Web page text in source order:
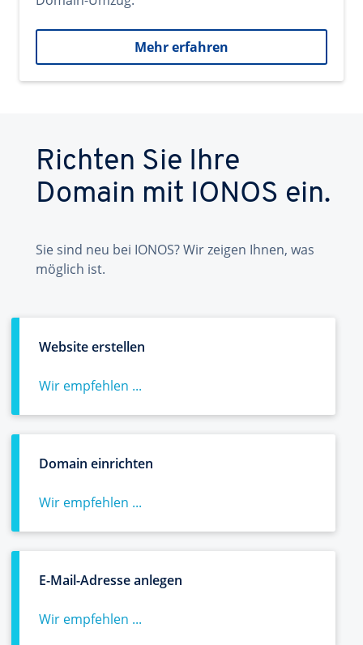
Mehr erfahren
Richten Sie Ihre
Domain mit IONOS ein.
Sie sind neu bei IONOS? Wir zeigen Ihnen, was
möglich ist.
Website erstellen
Wir empfehlen ...
Domain einrichten
Wir empfehlen ...
E-Mail-Adresse anlegen
Wir empfehlen ...